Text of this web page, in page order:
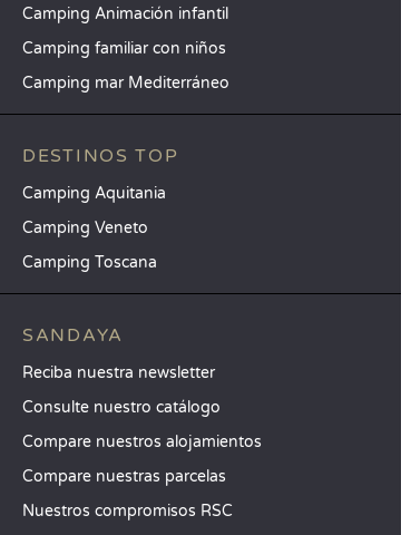
Camping Animación infantil
Camping familiar con niños
Camping mar Mediterráneo
DESTINOS TOP
Camping Aquitania
Camping Veneto
Camping Toscana
SANDAYA
Reciba nuestra newsletter
Consulte nuestro catálogo
Compare nuestros alojamientos
Compare nuestras parcelas
Nuestros compromisos RSC